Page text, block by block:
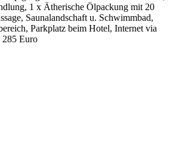
1 x Ätherische Ölpackung mit 20
Saunalandschaft u. Schwimmbad,
Parkplatz beim Hotel, Internet via
Euro